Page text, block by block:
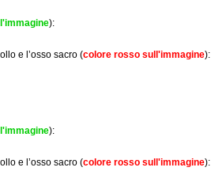
):
e l’osso sacro (colore rosso sull'immagine):
):
e l’osso sacro (colore rosso sull'immagine):